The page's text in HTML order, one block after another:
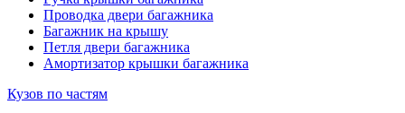
Проводка двери багажника
Багажник на крышу
Петля двери багажника
Амортизатор крышки багажника
Кузов по частям